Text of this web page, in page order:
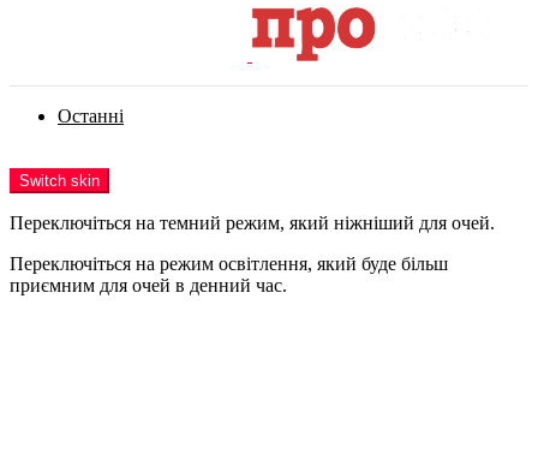
Останні
Switch skin
Переключіться на темний режим, який ніжніший для очей.
Переключіться на режим освітлення, який буде більш
приємним для очей в денний час.